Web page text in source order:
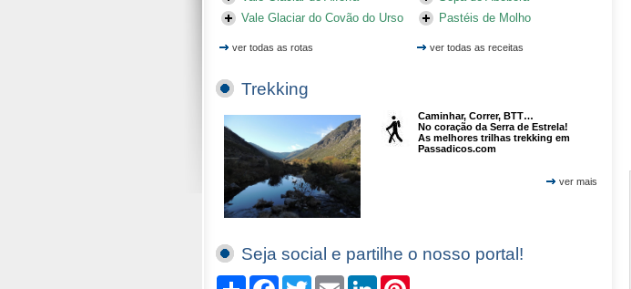
Vale Glaciar do Covão do Urso
ver todas as rotas
Pastéis de Molho
ver todas as receitas
Trekking
Caminhar, Correr, BTT…
No coração da Serra de Estrela!
As melhores trilhas trekking em
Passadicos.com
ver mais
Seja social e partilhe o nosso portal!
CompartilheFacebookTwitter Email LinkedIn